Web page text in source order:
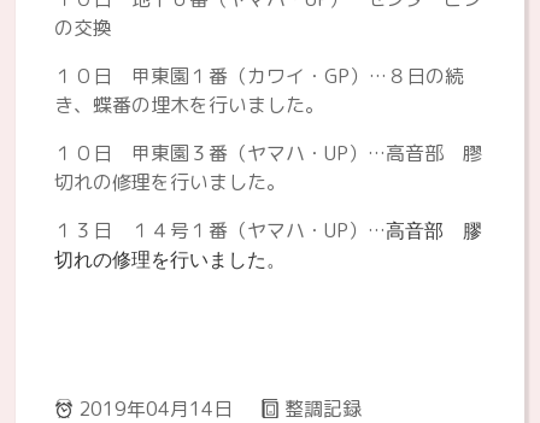
の交換
１０日 甲東園１番（カワイ・GP）…８日の続
き、蝶番の埋木を行いました。
１０日 甲東園３番（ヤマハ・UP）…高音部 膠
切れの修理を行いました。
１３日 １４号１番（ヤマハ・UP）…高音部 膠
切れの修理を行いました。
2019年04月14日 整調記録